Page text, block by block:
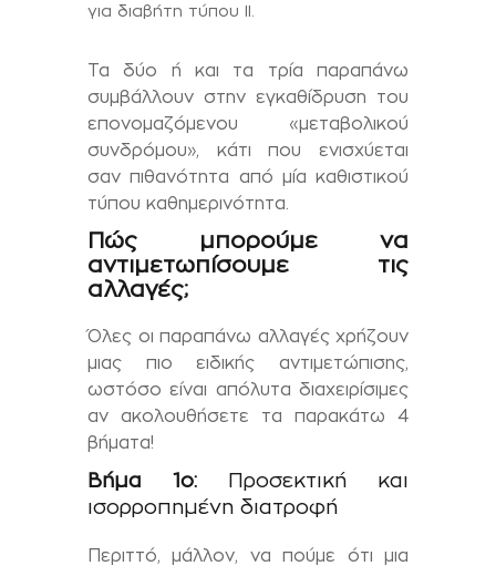
για διαβήτη τύπου ΙΙ.
Τα δύο ή και τα τρία παραπάνω
συμβάλλουν στην εγκαθίδρυση του
επονομαζόμενου «μεταβολικού
συνδρόμου», κάτι που ενισχύεται
σαν πιθανότητα από μία καθιστικού
τύπου καθημερινότητα.
Πώς μπορούμε να
αντιμετωπίσουμε τις
αλλαγές;
Όλες οι παραπάνω αλλαγές χρήζουν
μιας πιο ειδικής αντιμετώπισης,
ωστόσο είναι απόλυτα διαχειρίσιμες
αν ακολουθήσετε τα παρακάτω 4
βήματα!
Βήμα 1ο: Προσεκτική και
ισορροπημένη διατροφή
Περιττό, μάλλον, να πούμε ότι μια